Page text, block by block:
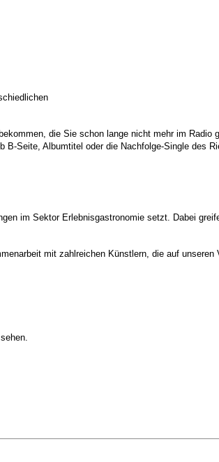
die Sie schon lange nicht mehr im Radio
Seite, Albumtitel oder die Nachfolge-Single des
im Sektor Erlebnisgastronomie setzt. Dabei
mit zahlreichen Künstlern, die auf unseren